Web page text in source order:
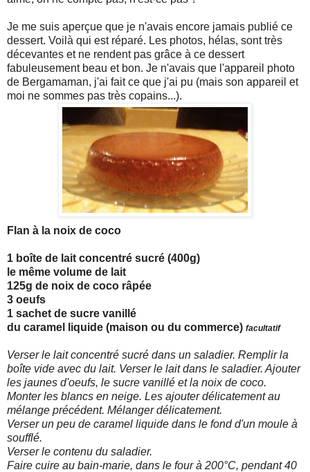
Je me suis aperçue que je n'avais encore jamais publié ce
dessert. Voilà qui est réparé. Les photos, hélas, sont très
décevantes et ne rendent pas grâce à ce dessert
fabuleusement beau et bon. Je n'avais que l'appareil photo
de Bergamaman, j'ai fait ce que j'ai pu (mais son appareil et
moi ne sommes pas très copains...).
Flan à la noix de coco
1 boîte de lait concentré sucré (400g)
le même volume de lait
125g de noix de coco râpée
3 oeufs
1 sachet de sucre vanillé
du caramel liquide (maison ou du commerce) facultatif
Verser le lait concentré sucré dans un saladier. Remplir la
boîte vide avec du lait. Verser le lait dans le saladier. Ajouter
les jaunes d'oeufs, le sucre vanillé et la noix de coco.
Monter les blancs en neige. Les ajouter délicatement au
mélange précédent. Mélanger délicatement.
Verser un peu de caramel liquide dans le fond d'un moule à
soufflé.
Verser le contenu du saladier.
Faire cuire au bain-marie, dans le four à 200°C, pendant 40